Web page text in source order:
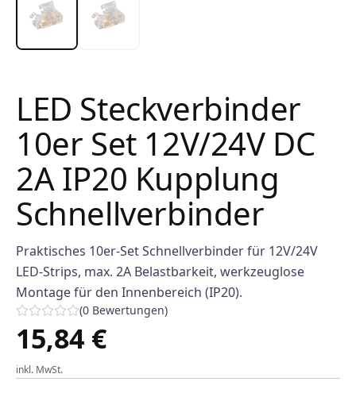
LED Steckverbinder
10er Set 12V/24V DC
2A IP20 Kupplung
Schnellverbinder
Praktisches 10er-Set Schnellverbinder für 12V/24V
LED-Strips, max. 2A Belastbarkeit, werkzeuglose
Montage für den Innenbereich (IP20).
(0 Bewertungen)
15,84 €
inkl. MwSt.